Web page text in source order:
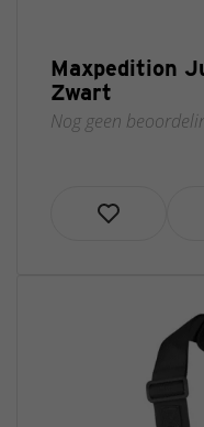
Maxpedition
Zwart
Nog geen